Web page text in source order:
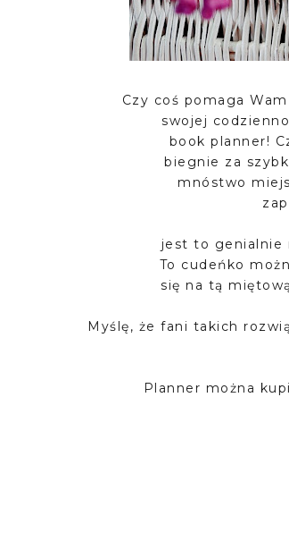
Czy coś pomaga
swojej
book planner!
biegnie za
mnóstwo
jest to genialnie
To cudeńko
się na tą
Myślę, że fani takich
Planner można